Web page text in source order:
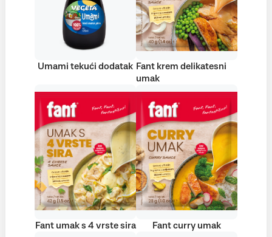
Umami tekući dodatak Fant krem delikatesni
umak
Fant umak s 4 vrste sira Fant curry umak